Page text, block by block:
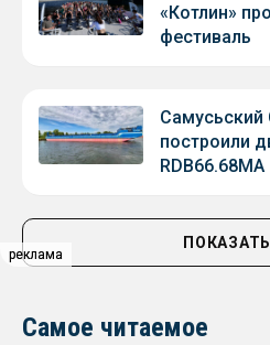
реклама
реклама
«Котлин»
фестиваль
построили
RDB66.68МА
Самое читаемое